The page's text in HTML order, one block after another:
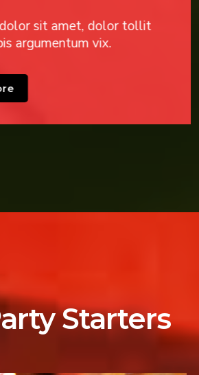
sit amet, dolor tollit
argumentum vix.
Starters